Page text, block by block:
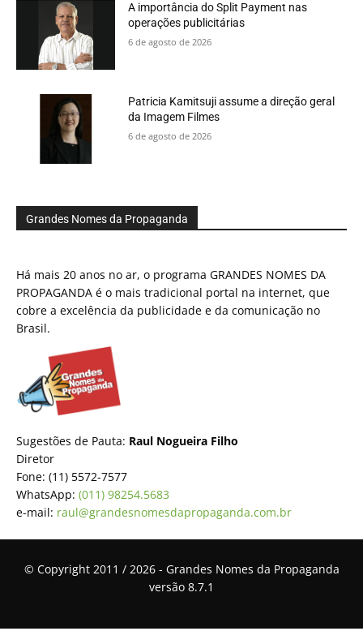
A importância do Split Payment nas
operações publicitárias
6 de agosto de 2026
Patricia Kamitsuji assume a direção geral
da Imagem Filmes
6 de agosto de 2026
Grandes Nomes da Propaganda
Há mais 20 anos no ar, o programa GRANDES NOMES DA
PROPAGANDA é o mais tradicional portal na internet, que
cobre a excelência da publicidade e da comunicação no
Brasil.
Sugestões de Pauta: Raul Nogueira Filho
Diretor
Fone: (11) 5572-7577
WhatsApp: (011) 98254.5683
e-mail: raul@grandesnomesdapropaganda.com.br
© Copyright 2011 / 2026 - Grandes Nomes da Propaganda
versão 8.7.1